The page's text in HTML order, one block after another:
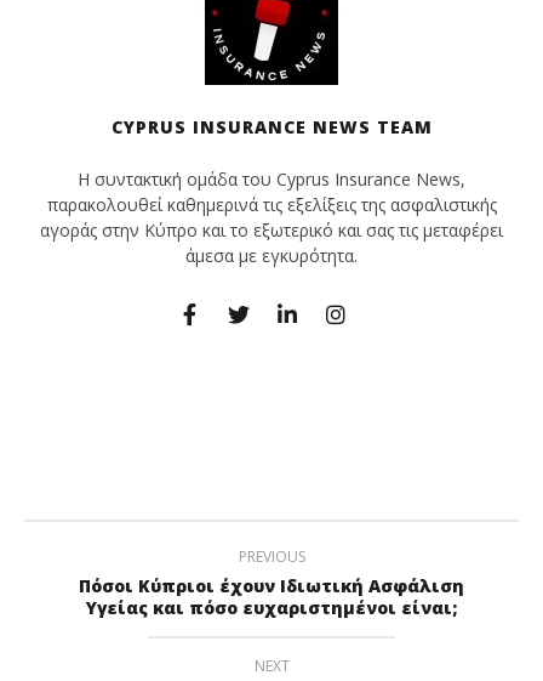
CYPRUS INSURANCE NEWS TEAM
Η συντακτική ομάδα του Cyprus Insurance News,
παρακολουθεί καθημερινά τις εξελίξεις της ασφαλιστικής
αγοράς στην Κύπρο και το εξωτερικό και σας τις μεταφέρει
άμεσα με εγκυρότητα.
PREVIOUS
Πόσοι Κύπριοι έχουν Ιδιωτική Ασφάλιση
Υγείας και πόσο ευχαριστημένοι είναι;
NEXT